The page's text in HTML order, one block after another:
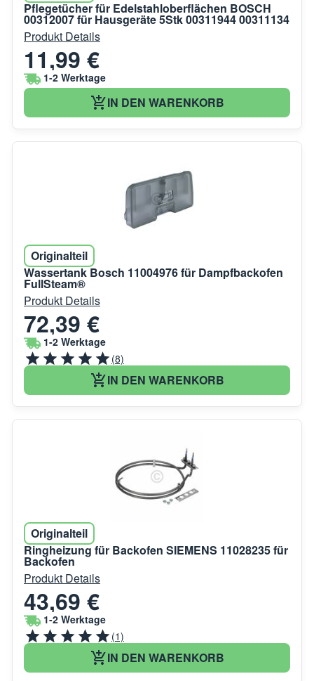
Pflegetücher für Edelstahloberflächen BOSCH
00312007 für Hausgeräte 5Stk 00311944 00311134
Produkt Details
11,99 €
1-2 Werktage
IN DEN WARENKORB
Originalteil
Wassertank Bosch 11004976 für Dampfbackofen
FullSteam®
Produkt Details
72,39 €
1-2 Werktage
(8)
IN DEN WARENKORB
Originalteil
Ringheizung für Backofen SIEMENS 11028235 für
Backofen
Produkt Details
43,69 €
1-2 Werktage
(1)
IN DEN WARENKORB